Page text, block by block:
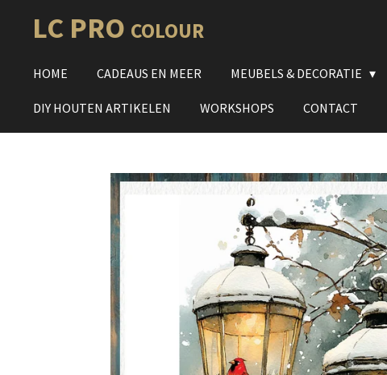
directLC PRO COLOUR
HOME CADEAUS EN MEER MEUBELS & DECORATIE
DIY HOUTEN ARTIKELEN WORKSHOPS CONTACT